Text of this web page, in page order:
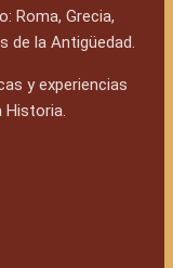
Roma, Grecia,
de la Antigüedad.
y experiencias
Historia.